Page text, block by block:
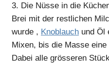
3. Die Nüsse in die
Brei mit der restlichen
wurde , Knoblauch und Öl
Mixen, bis die Masse
Dabei alle grösseren